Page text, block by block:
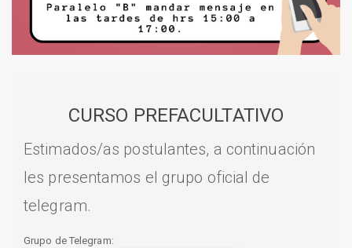
CURSO PREFACULTATIVO
Estimados/as postulantes, a continuación
les presentamos el grupo oficial de
telegram.
Grupo de Telegram: